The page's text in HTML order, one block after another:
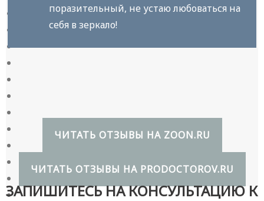
поразительный, не устаю любоваться на
себя в зеркало!
ЧИТАТЬ ОТЗЫВЫ НА ZOON.RU
ЧИТАТЬ ОТЗЫВЫ НА PRODOCTOROV.RU
ЗАПИШИТЕСЬ НА КОНСУЛЬТАЦИЮ К